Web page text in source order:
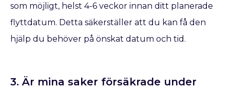
som möjligt, helst 4-6 veckor innan ditt planerade
flyttdatum. Detta säkerställer att du kan få den
hjälp du behöver på önskat datum och tid.
3. Är mina saker försäkrade under